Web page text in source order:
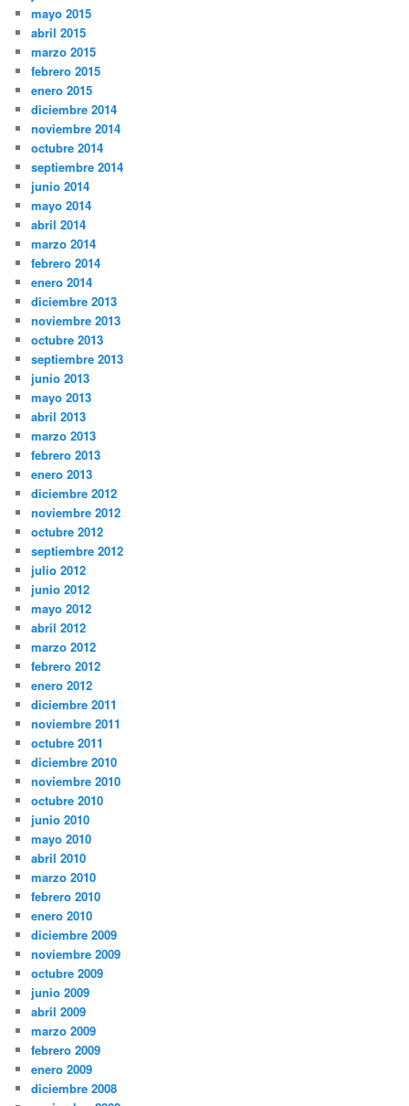
mayo 2015
abril 2015
marzo 2015
febrero 2015
enero 2015
diciembre 2014
noviembre 2014
octubre 2014
septiembre 2014
junio 2014
mayo 2014
abril 2014
marzo 2014
febrero 2014
enero 2014
diciembre 2013
noviembre 2013
octubre 2013
septiembre 2013
junio 2013
mayo 2013
abril 2013
marzo 2013
febrero 2013
enero 2013
diciembre 2012
noviembre 2012
octubre 2012
septiembre 2012
julio 2012
junio 2012
mayo 2012
abril 2012
marzo 2012
febrero 2012
enero 2012
diciembre 2011
noviembre 2011
octubre 2011
diciembre 2010
noviembre 2010
octubre 2010
junio 2010
mayo 2010
abril 2010
marzo 2010
febrero 2010
enero 2010
diciembre 2009
noviembre 2009
octubre 2009
junio 2009
abril 2009
marzo 2009
febrero 2009
enero 2009
diciembre 2008